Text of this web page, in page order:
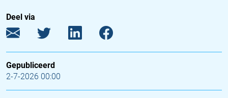
Deel via
Gepubliceerd
2-7-2026 00:00